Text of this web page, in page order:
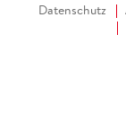
Datenschutz